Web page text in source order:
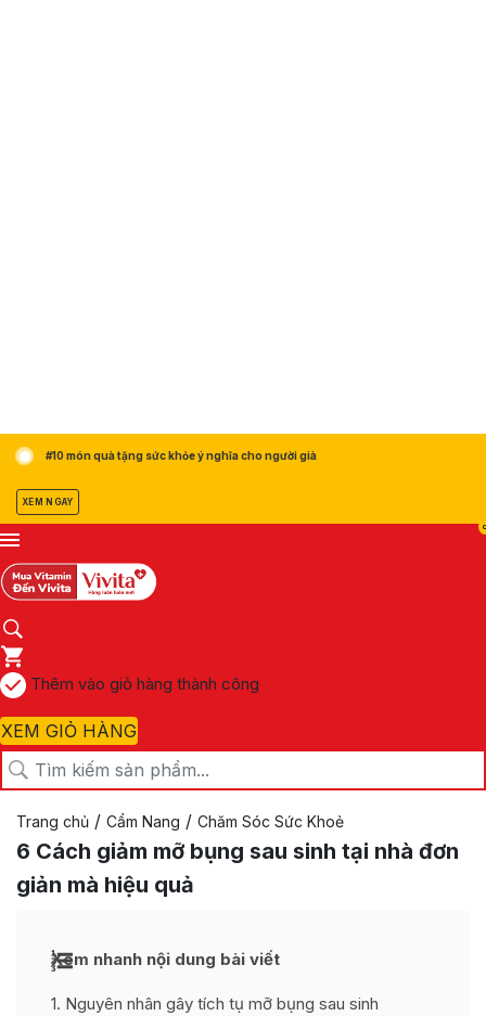
#10 món quà tặng sức khỏe ý nghĩa cho người già
XEM NGAY
0
Thêm vào giỏ hàng thành công
XEM GIỎ HÀNG
Trang chủ / Cẩm Nang / Chăm Sóc Sức Khoẻ
6 Cách giảm mỡ bụng sau sinh tại nhà đơn
giản mà hiệu quả
Xem nhanh nội dung bài viết
1 Nguyên nhân gây tích tụ mỡ bụng sau sinh